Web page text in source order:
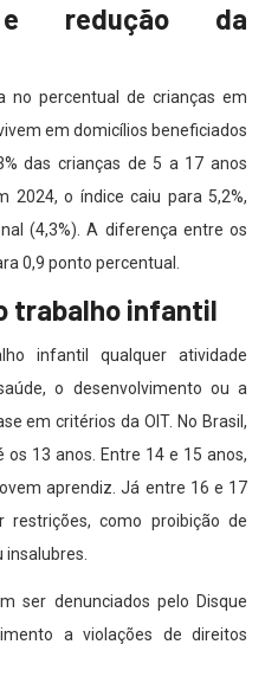
redução da
no percentual de crianças em
em domicílios beneficiados
das crianças de 5 a 17 anos
2024, o índice caiu para 5,2%,
(4,3%). A diferença entre os
0,9 ponto percentual.
trabalho infantil
infantil qualquer atividade
o desenvolvimento ou a
em critérios da OIT. No Brasil,
13 anos. Entre 14 e 15 anos,
aprendiz. Já entre 16 e 17
como proibição de
ser denunciados pelo Disque
a violações de direitos